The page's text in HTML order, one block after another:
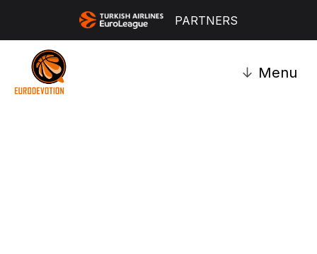
PARTNERS
↓ Menu